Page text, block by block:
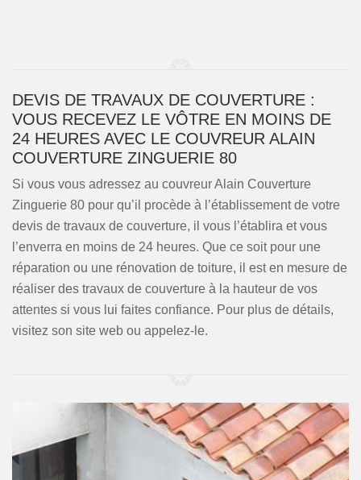
DEVIS DE TRAVAUX DE COUVERTURE :
VOUS RECEVEZ LE VÔTRE EN MOINS DE
24 HEURES AVEC LE COUVREUR ALAIN
COUVERTURE ZINGUERIE 80
Si vous vous adressez au couvreur Alain Couverture
Zinguerie 80 pour qu’il procède à l’établissement de votre
devis de travaux de couverture, il vous l’établira et vous
l’enverra en moins de 24 heures. Que ce soit pour une
réparation ou une rénovation de toiture, il est en mesure de
réaliser des travaux de couverture à la hauteur de vos
attentes si vous lui faites confiance. Pour plus de détails,
visitez son site web ou appelez-le.